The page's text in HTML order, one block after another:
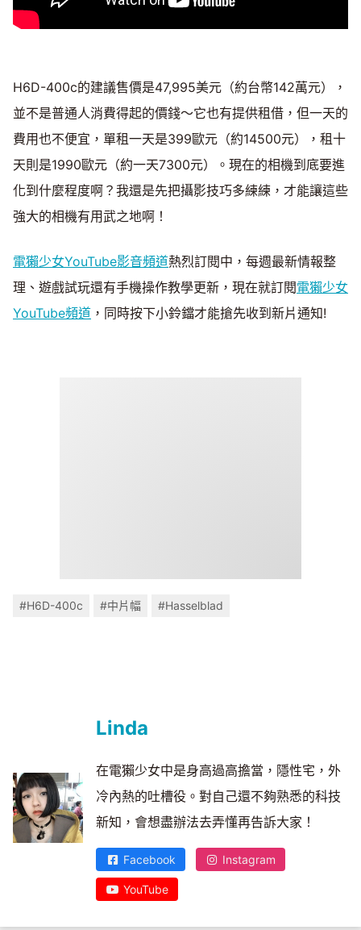
H6D-400c的建議售價是47,995美元（約台幣142萬元），
並不是普通人消費得起的價錢～它也有提供租借，但一天的
費用也不便宜，單租一天是399歐元（約14500元），租十
天則是1990歐元（約一天7300元）。現在的相機到底要進
化到什麼程度啊？我還是先把攝影技巧多練練，才能讓這些
強大的相機有用武之地啊！
電獺少女YouTube影音頻道熱烈訂閱中，每週最新情報整
理、遊戲試玩還有手機操作教學更新，現在就訂閱電獺少女
YouTube頻道 ，同時按下小鈴鐺才能搶先收到新片通知!
#H6D-400c #中片幅 #Hasselblad
Linda
在電獺少女中是身高過高擔當，隱性宅，外
冷內熱的吐槽役。對自己還不夠熟悉的科技
新知，會想盡辦法去弄懂再告訴大家！
Facebook Instagram
YouTube